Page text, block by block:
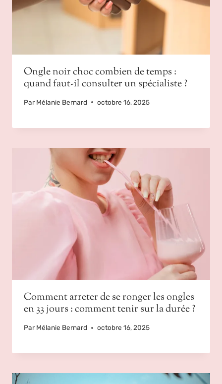
Ongle noir choc combien de temps :
quand faut-il consulter un spécialiste ?
Par Mélanie Bernard octobre 16, 2025
Comment arreter de se ronger les ongles
en 33 jours : comment tenir sur la durée ?
Par Mélanie Bernard octobre 16, 2025